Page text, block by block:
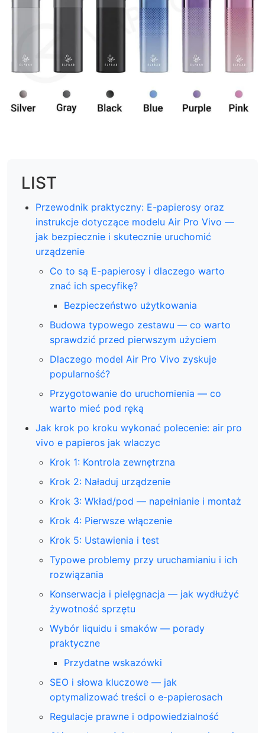
LIST
Przewodnik praktyczny: E-papierosy oraz
instrukcje dotyczące modelu Air Pro Vivo —
jak bezpiecznie i skutecznie uruchomić
urządzenie
Co to są E-papierosy i dlaczego warto
znać ich specyfikę?
Bezpieczeństwo użytkowania
Budowa typowego zestawu — co warto
sprawdzić przed pierwszym użyciem
Dlaczego model Air Pro Vivo zyskuje
popularność?
Przygotowanie do uruchomienia — co
warto mieć pod ręką
Jak krok po kroku wykonać polecenie: air pro
vivo e papieros jak wlaczyc
Krok 1: Kontrola zewnętrzna
Krok 2: Naładuj urządzenie
Krok 3: Wkład/pod — napełnianie i montaż
Krok 4: Pierwsze włączenie
Krok 5: Ustawienia i test
Typowe problemy przy uruchamianiu i ich
rozwiązania
Konserwacja i pielęgnacja — jak wydłużyć
żywotność sprzętu
Wybór liquidu i smaków — porady
praktyczne
Przydatne wskazówki
SEO i słowa kluczowe — jak
optymalizować treści o e-papierosach
Regulacje prawne i odpowiedzialność